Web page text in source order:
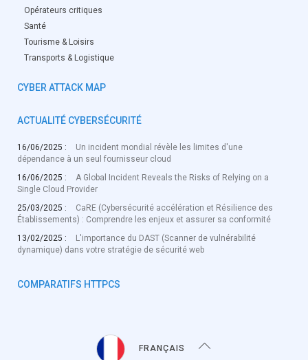
Opérateurs critiques
Santé
Tourisme & Loisirs
Transports & Logistique
CYBER ATTACK MAP
ACTUALITÉ CYBERSÉCURITÉ
16/06/2025 :
Un incident mondial révèle les limites d'une
dépendance à un seul fournisseur cloud
16/06/2025 :
A Global Incident Reveals the Risks of Relying on a
Single Cloud Provider
25/03/2025 :
CaRE (Cybersécurité accélération et Résilience des
Établissements) : Comprendre les enjeux et assurer sa conformité
13/02/2025 :
L'importance du DAST (Scanner de vulnérabilité
dynamique) dans votre stratégie de sécurité web
COMPARATIFS HTTPCS
FRANÇAIS